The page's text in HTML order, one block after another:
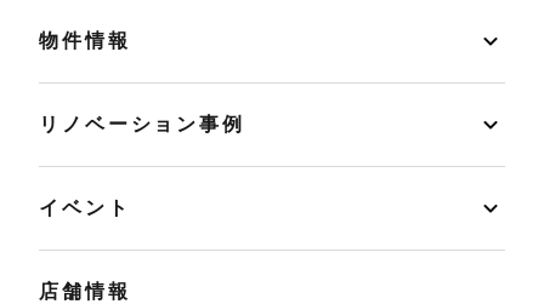
物件情報
リノベーション事例
イベント
店舗情報